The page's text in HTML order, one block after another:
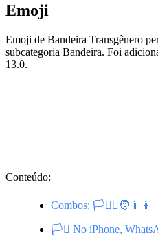
Emoji
Emoji de Bandeira Transgênero
subcategoria Bandeira. Foi
13.0.
Conteúdo:
Combos: 🏳️‍⚧️⚧🧑👨👩
🏳️‍⚧️ No iPhone,